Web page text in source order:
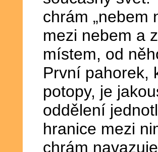
chrám „nebem
mezi nebem a
místem, od
První pahorek,
potopy, je
oddělení
hranice mezi
chrám